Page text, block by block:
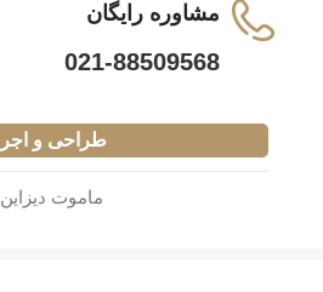
مشاوره رایگان
021-88509568
طراحی و اجرا
ماموت دیزاین